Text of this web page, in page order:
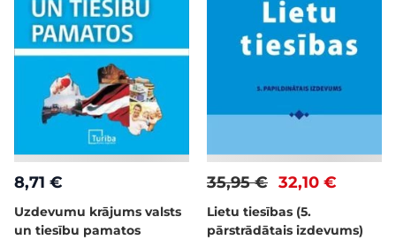
8,71 €
Uzdevumu krājums valsts
un tiesību pamatos
32,10 €
35,95 €
Lietu tiesības (5.
pārstrādātais izdevums)